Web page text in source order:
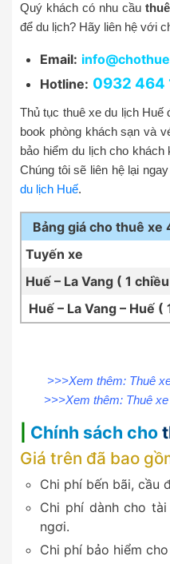
Quý khách có nhu cầu
để du lịch? Hãy liên hệ với
Email:
Hotline: 0932 464
Thủ tục thuê xe du lịch Huế
book phòng khách sạn và
bảo hiểm du lịch cho
Chúng tôi sẽ liên hệ lại
du lịch Huế.
Bảng giá cho thuê xe
Tuyến xe
Huế – La Vang ( 1
Huế – La Vang – Huế (
>>>Xem thêm: Thuê
>>>Xem thêm: Thuê
Chính sách cho
Giá trên đã bao
Chi phí bến bãi, cầu
Chi phí dành cho
ngơi.
Chi phí bảo hiểm